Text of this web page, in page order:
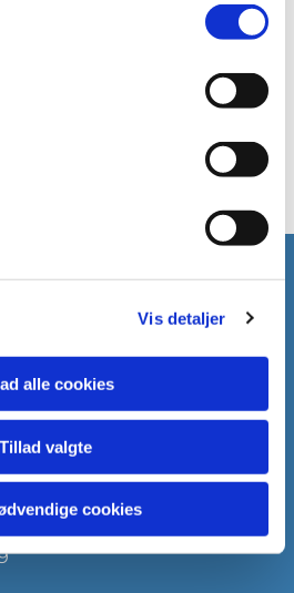
Vis detaljer
alle cookies
Tillad valgte
cookies